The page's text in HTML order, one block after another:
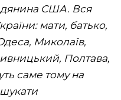
США. Вся
мати, батько,
Миколаїв,
Полтава,
саме тому на
шукати